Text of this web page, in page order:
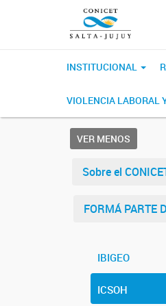
INSTITUCIONAL
VIOLENCIA LABORAL
VER MENOS
Sobre el
FORMÁ PARTE
IBIGEO
ICSOH